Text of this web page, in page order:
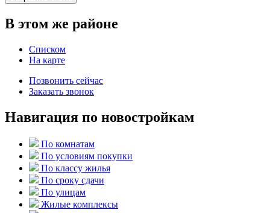
В этом же районе
Списком
На карте
Позвонить сейчас
Заказать звонок
Навигация по новостройкам
По комнатам
По условиям покупки
По классу жилья
По сроку сдачи
По улицам
Жилые комплексы